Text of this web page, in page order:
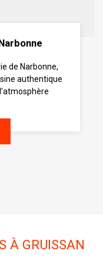
de Narbonne,
authentique
À GRUISSAN